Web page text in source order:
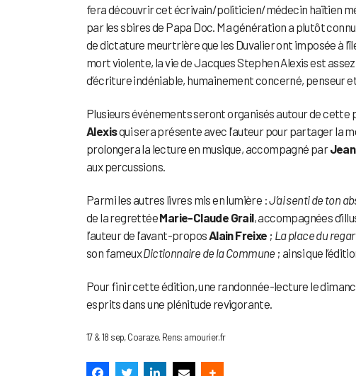
fera découvrir cet écrivain/politicien/médecin haïtien
par les sbires de Papa Doc. Ma génération a plutôt
de dictature meurtrière que les Duvalier ont imposée à
mort violente, la vie de Jacques Stephen Alexis est
d’écriture indéniable, humainement concerné, penseur
Plusieurs événements seront organisés autour de
Alexisqui sera présente avec l’auteur pour partager la
prolongera la lecture en musique, accompagné par
aux percussions.
Parmi les autres livres mis en lumière :J’ai senti de ton
de la regrettéeMarie-Claude Grail, accompagnées
l’auteur de l’avant-proposAlain Freixe ; La place du
son fameuxDictionnaire de la Commune ; ainsi que
Pour finir cette édition, une randonnée-lecture le
esprits dans une plénitude revigorante.
17 & 18 sep, Coaraze. Rens: amourier.fr